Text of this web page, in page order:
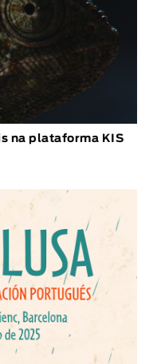
na plataforma KIS